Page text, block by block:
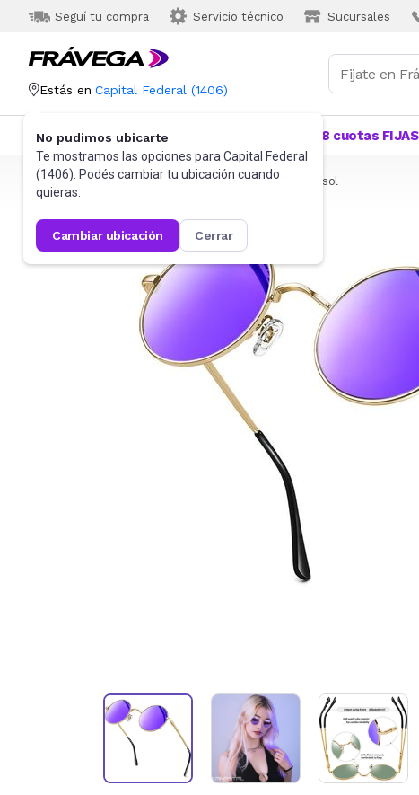
Seguí tu compra Servicio técnico Sucursales
Estás en Capital Federal (1406)
No pudimos ubicarte
Te mostramos las opciones para Capital Federal
(1406). Podés cambiar tu ubicación cuando
quieras.
cambiar ubicación cerrar
Categorías Más Vendidos 18 cuotas FIJAS
Frávega Indumentaria Accesorios Anteojos de sol